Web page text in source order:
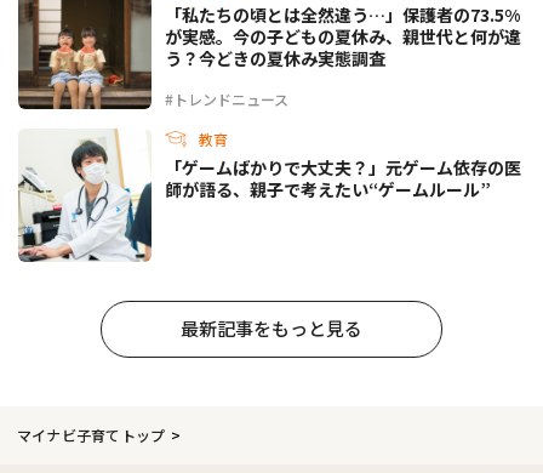
#トレンドニュース
「私たちの頃とは全然違う…」保護者の73.5%
が実感。今の子どもの夏休み、親世代と何が違
う？今どきの夏休み実態調査
教育
「ゲームばかりで大丈夫？」元ゲーム依存の医
師が語る、親子で考えたい“ゲームルール”
最新記事をもっと見る
マイナビ子育てトップ